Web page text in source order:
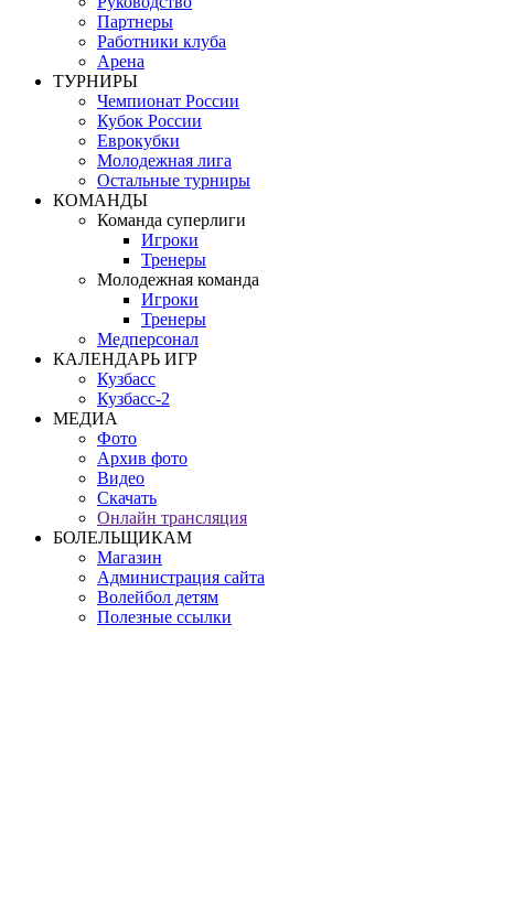
Партнеры
Работники клуба
Арена
ТУРНИРЫ
Чемпионат России
Кубок России
Еврокубки
Молодежная лига
Остальные турниры
КОМАНДЫ
Команда суперлиги
Игроки
Тренеры
Молодежная команда
Игроки
Тренеры
Медперсонал
КАЛЕНДАРЬ ИГР
Кузбасс
Кузбасс-2
МЕДИА
Фото
Архив фото
Видео
Скачать
Онлайн трансляция
БОЛЕЛЬЩИКАМ
Магазин
Администрация сайта
Волейбол детям
Полезные ссылки